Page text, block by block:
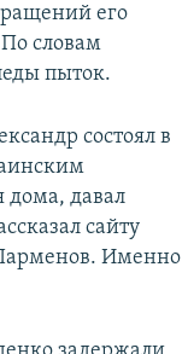
его
словам
пыток.
состоял в
дома, давал
сайту
Именно